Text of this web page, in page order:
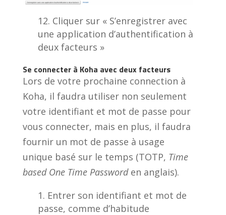
Cliquer sur « S’enregistrer avec
une application d’authentification à
deux facteurs »
Se connecter à Koha avec deux facteurs
Lors de votre prochaine connection à
Koha, il faudra utiliser non seulement
votre identifiant et mot de passe pour
vous connecter, mais en plus, il faudra
fournir un mot de passe à usage
unique basé sur le temps (TOTP, Time
based One Time Passworden anglais).
Entrer son identifiant et mot de
passe, comme d’habitude